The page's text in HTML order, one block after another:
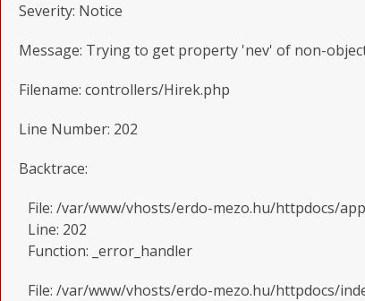
Severity: Notice
Message: Trying to get property 'nev' of non-
Filename: controllers/Hirek.php
Line Number: 202
Backtrace:
File: /var/www/vhosts/erdo-mezo.hu/httpdocs/
Line: 202
Function: _error_handler
File: /var/www/vhosts/erdo-mezo.hu/httpdocs/